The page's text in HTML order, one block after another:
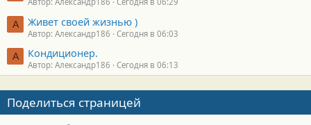
А Живет своей жизнью )
Автор: Александр186 Сегодня в 06:03
А Кондиционер.
Автор: Александр186 Сегодня в 06:13
Поделиться страницей